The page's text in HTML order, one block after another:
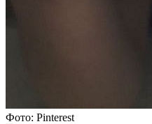
Фото: Pinterest